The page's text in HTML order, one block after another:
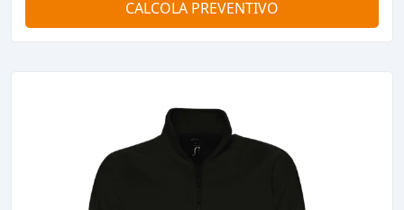
CALCOLA PREVENTIVO